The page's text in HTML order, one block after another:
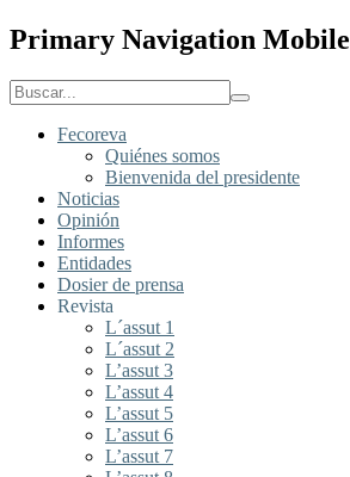
Primary Navigation Mobile
Fecoreva
Quiénes somos
Bienvenida del presidente
Noticias
Opinión
Informes
Entidades
Dosier de prensa
Revista
L´assut 1
L´assut 2
L’assut 3
L’assut 4
L’assut 5
L’assut 6
L’assut 7